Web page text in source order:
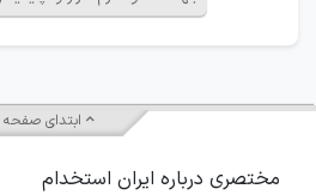
ابتدای صفحه
مختصری درباره ایران استخدام